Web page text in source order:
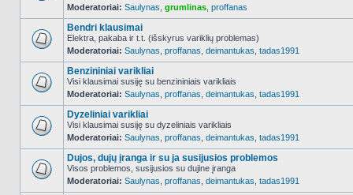
NO_UNREAD_POSTS
Moderatoriai: Saulynas grumlinas proffanas
NO_UNREAD_POSTS
Bendri klausimai
Elektra, pakaba ir t.t. (išskyrus variklių problemas)
Moderatoriai: Saulynas proffanas deimantukas tadas1991
NO_UNREAD_POSTS
Benzininiai varikliai
Visi klausimai susiję su benzininiais varikliais
Moderatoriai: Saulynas proffanas deimantukas tadas1991
NO_UNREAD_POSTS
Dyzeliniai varikliai
Visi klausimai susiję su dyzeliniais varikliais
Moderatoriai: Saulynas proffanas deimantukas tadas1991
NO_UNREAD_POSTS
Dujos, dujų įranga ir su ja susijusios problemos
Visos problemos, susijusios su dujine įranga
Moderatoriai: Saulynas proffanas deimantukas tadas1991